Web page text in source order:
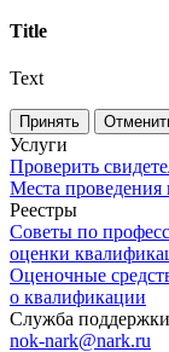
Title
Text
Принять
Услуги
Проверить
Места
Реестры
Советы по
оценки
Оценочные
о квалификации
Служба поддержки
nok-nark@nark.ru